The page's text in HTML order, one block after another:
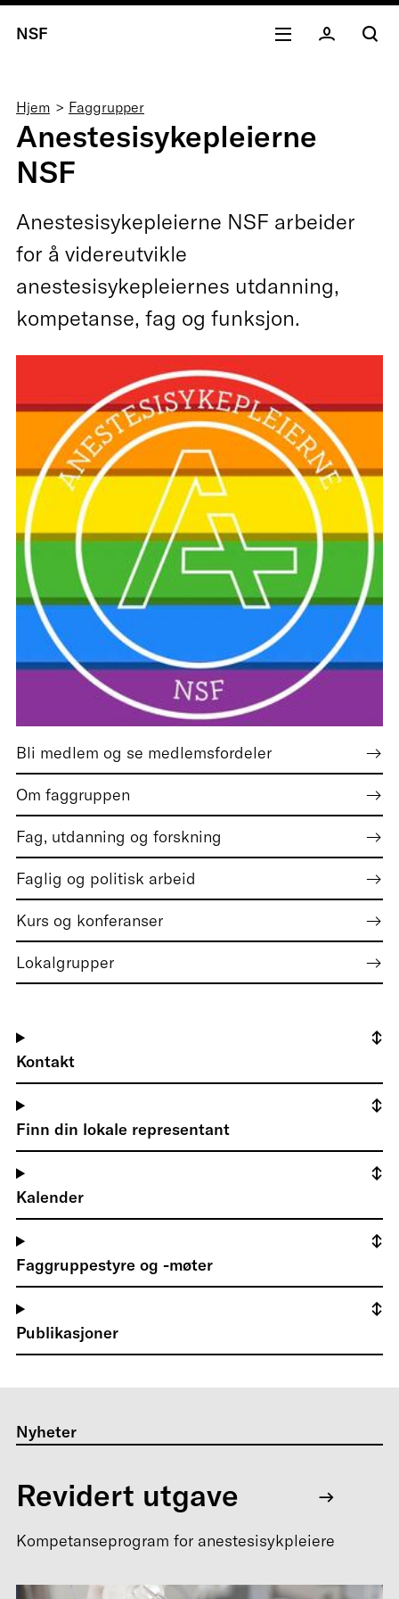
NSF
Navigasjonssti
Hjem Faggrupper
Anestesisykepleierne
NSF
Anestesisykepleierne NSF arbeider
for å videreutvikle
anestesisykepleiernes utdanning,
kompetanse, fag og funksjon.
Bli medlem og se medlemsfordeler
Om faggruppen
Fag, utdanning og forskning
Faglig og politisk arbeid
Kurs og konferanser
Lokalgrupper
Kontakt
Finn din lokale representant
Kalender
Faggruppestyre og -møter
Publikasjoner
Nyheter
Revidert utgave
Kompetanseprogram for anestesisykpleiere